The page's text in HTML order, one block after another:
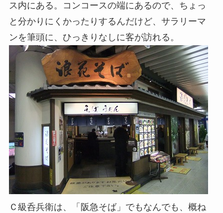
ス内にある。コンコースの端にあるので、ちょっ
と分かりにくかったりするんだけど、サラリーマ
ンを筆頭に、ひっきりなしに客が訪れる。
Ｃ級呑兵衛は、「阪急そば」でもなんでも、概ね